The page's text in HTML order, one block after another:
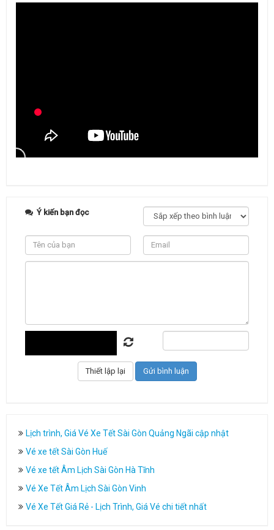
Ý kiến bạn đọc
Lịch trình, Giá Vé Xe Tết Sài Gòn Quảng Ngãi cập nhật
Vé xe tết Sài Gòn Huế
Vé xe tết Âm Lịch Sài Gòn Hà Tĩnh
Vé Xe Tết Âm Lịch Sài Gòn Vinh
Vé Xe Tết Giá Rẻ - Lịch Trình, Giá Vé chi tiết nhất